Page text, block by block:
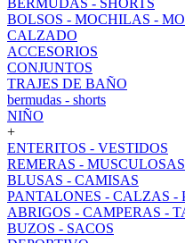
BERMUDAS - SHORTS
BOLSOS - MOCHILAS -
CALZADO
ACCESORIOS
CONJUNTOS
TRAJES DE BAÑO
bermudas - shorts
NIÑO
+
ENTERITOS - VESTIDOS
REMERAS - MUSCULOSAS
BLUSAS - CAMISAS
PANTALONES - CALZAS -
ABRIGOS - CAMPERAS -
BUZOS - SACOS